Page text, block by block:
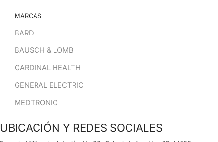
MARCAS
BARD
BAUSCH & LOMB
CARDINAL HEALTH
GENERAL ELECTRIC
MEDTRONIC
UBICACIÓN Y REDES SOCIALES